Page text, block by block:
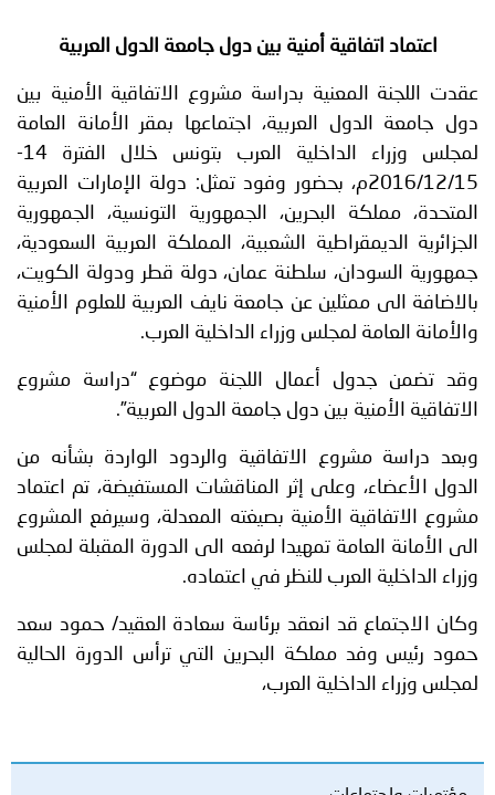
بنا
اعتماد اتفاقية أمنية بين دول جامعة الدول العربية
عقدت اللجنة المعنية بدراسة مشروع الاتفاقية الأمنية بين
دول جامعة الدول العربية، اجتماعها بمقر الأمانة العامة
لمجلس وزراء الداخلية العرب بتونس خلال الفترة 14-
2016/12/15م، بحضور وفود تمثل: دولة الإمارات العربية
المتحدة، مملكة البحرين، الجمهورية التونسية، الجمهورية
الجزائرية الديمقراطية الشعبية، المملكة العربية السعودية،
جمهورية السودان، سلطنة عمان، دولة قطر ودولة الكويت،
بالاضافة الى ممثلين عن جامعة نايف العربية للعلوم الأمنية
والأمانة العامة لمجلس وزراء الداخلية العرب.
وقد تضمن جدول أعمال اللجنة موضوع “دراسة مشروع
الاتفاقية الأمنية بين دول جامعة الدول العربية”.
وبعد دراسة مشروع الاتفاقية والردود الواردة بشأنه من
الدول الأعضاء، وعلى إثر المناقشات المستفيضة، تم اعتماد
مشروع الاتفاقية الأمنية بصيغته المعدلة، وسيرفع المشروع
الى الأمانة العامة تمهيدا لرفعه الى الدورة المقبلة لمجلس
وزراء الداخلية العرب للنظر في اعتماده.
وكان الاجتماع قد انعقد برئاسة سعادة العقيد/ حمود سعد
حمود رئيس وفد مملكة البحرين التي ترأس الدورة الحالية
لمجلس وزراء الداخلية العرب،